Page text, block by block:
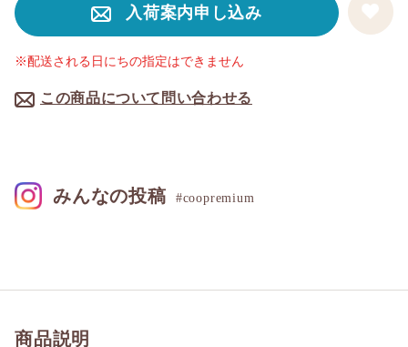
入荷案内申し込み
この商品について問い合わせる
※配送される日にちの指定はできません
商品説明
みんなの投稿 #coopremium